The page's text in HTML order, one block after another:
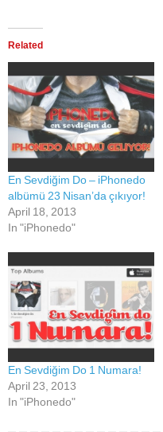
Related
En Sevdiğim Do – iPhonedo
albümü 23 Nisan’da çıkıyor!
April 18, 2013
In "iPhonedo"
En Sevdiğim Do 1 Numara!
April 23, 2013
In "iPhonedo"